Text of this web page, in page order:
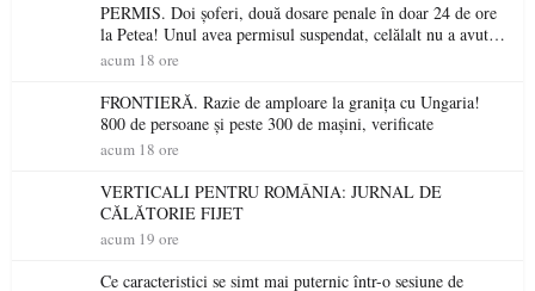
PERMIS. Doi șoferi, două dosare penale în doar 24 de ore
la Petea! Unul avea permisul suspendat, celălalt nu a avut
niciodată permis
acum 18 ore
FRONTIERĂ. Razie de amploare la granița cu Ungaria!
800 de persoane și peste 300 de mașini, verificate
acum 18 ore
VERTICALI PENTRU ROMÂNIA: JURNAL DE
CĂLĂTORIE FIJET
acum 19 ore
Ce caracteristici se simt mai puternic într-o sesiune de